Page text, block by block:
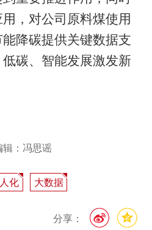
，对公司原料煤使用
降碳提供关键数据支
碳、智能发展激发新
辑：冯思谣
化 大数据
分享：